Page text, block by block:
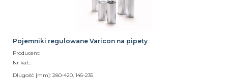
Pojemniki regulowane Varicon na pipety
Producent:
Nr kat.:
Długość [mm]: 280-420, 145-235